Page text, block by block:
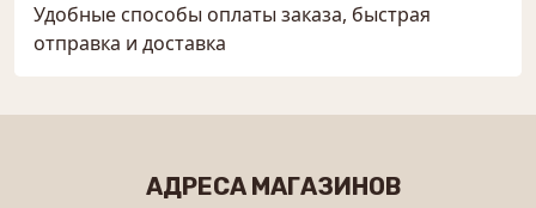
Удобные способы оплаты заказа, быстрая
отправка и доставка
АДРЕСА МАГАЗИНОВ